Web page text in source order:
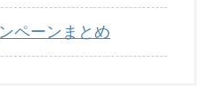
ペーンまとめ